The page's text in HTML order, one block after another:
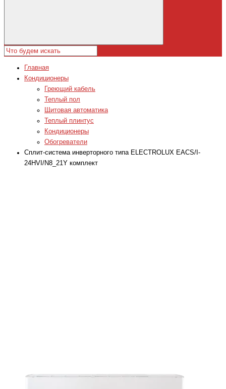
Главная
Кондиционеры
Греющий кабель
Теплый пол
Щитовая автоматика
Теплый плинтус
Кондиционеры
Обогреватели
Сплит-система инверторного типа ELECTROLUX EACS/I-
24HVI/N8_21Y комплект